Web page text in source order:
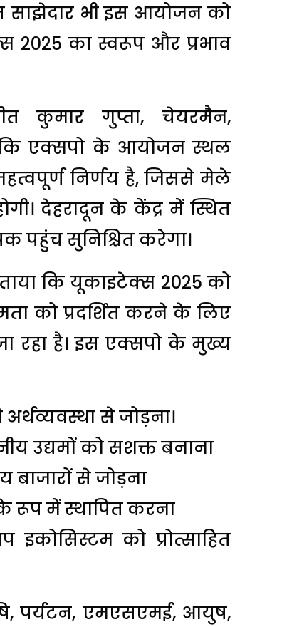
साझेदार भी इस आयोजन को
2025 का स्वरूप और प्रभाव
कुमार गुप्ता, चेयरमैन,
कि एक्सपो के आयोजन स्थल
निर्णय है, जिससे मेले
देहरादून के केंद्र में स्थित
पहुंच सुनिश्चित करेगा।
कि यूकाइटेक्स 2025 को
को प्रदर्शित करने के लिए
रहा है। इस एक्सपो के मुख्य
से जोड़ना।
उद्यमों को सशक्त बनाना
बाजारों से जोड़ना
रूप में स्थापित करना
इकोसिस्टम को प्रोत्साहित
पर्यटन, एमएसएमई, आयुष,